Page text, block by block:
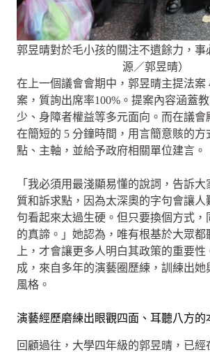
郭昱晴對於毛小孩的關注不遺餘力，事
源／郭昱晴）
在上一個議會會期中，郭昱晴主提法案
案，質詢出席率100%。提案內容涵蓋
少、身障者權益等多元面向。而在議會
在簡短的 5 分鐘時間，用言簡意賅的方
點、主軸，並給予政府相關單位建言。
「我必須用最淺顯易懂的說詞，告訴
質和訴求點，因為太深奧的字句會讓人
句看起來太過生硬。但只要換個方式，
的真諦。」她認為，唯有根基於大眾都
上，才會讓更多人明白其政策的重要
成，來自多年的演藝圈歷練，訓練出她
風格。
演藝經歷磨練出眼觀四面、耳聽八方的
回顧過往，大學四年級的郭昱晴，已